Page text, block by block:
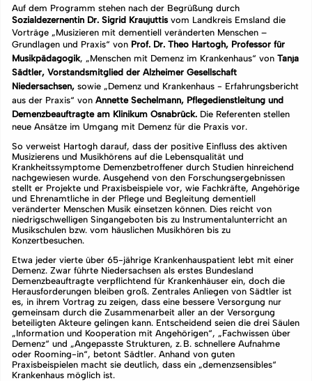
Auf dem Programm stehen nach der Begrüßung durch
Sozialdezernentin Dr. Sigrid Kraujuttis vom Landkreis Emsland die
Vorträge „Musizieren mit dementiell veränderten Menschen –
Grundlagen und Praxis“ von Prof. Dr. Theo Hartogh, Professor für
Musikpädagogik, „Menschen mit Demenz im Krankenhaus“ von Tanja
Sädtler, Vorstandsmitglied der Alzheimer Gesellschaft
Niedersachsen, sowie „Demenz und Krankenhaus - Erfahrungsbericht
aus der Praxis“ von Annette Sechelmann, Pflegedienstleitung und
Demenzbeauftragte am Klinikum Osnabrück. Die Referenten stellen
neue Ansätze im Umgang mit Demenz für die Praxis vor.
So verweist Hartogh darauf, dass der positive Einfluss des aktiven
Musizierens und Musikhörens auf die Lebensqualität und
Krankheitssymptome Demenzbetroffener durch Studien hinreichend
nachgewiesen wurde. Ausgehend von den Forschungsergebnissen
stellt er Projekte und Praxisbeispiele vor, wie Fachkräfte, Angehörige
und Ehrenamtliche in der Pflege und Begleitung dementiell
veränderter Menschen Musik einsetzen können. Dies reicht von
niedrigschwelligen Singangeboten bis zu Instrumentalunterricht an
Musikschulen bzw. vom häuslichen Musikhören bis zu
Konzertbesuchen.
Etwa jeder vierte über 65-jährige Krankenhauspatient lebt mit einer
Demenz. Zwar führte Niedersachsen als erstes Bundesland
Demenzbeauftragte verpflichtend für Krankenhäuser ein, doch die
Herausforderungen bleiben groß. Zentrales Anliegen von Sädtler ist
es, in ihrem Vortrag zu zeigen, dass eine bessere Versorgung nur
gemeinsam durch die Zusammenarbeit aller an der Versorgung
beteiligten Akteure gelingen kann. Entscheidend seien die drei Säulen
„Information und Kooperation mit Angehörigen“, „Fachwissen über
Demenz“ und „Angepasste Strukturen, z. B. schnellere Aufnahme
oder Rooming-in“, betont Sädtler. Anhand von guten
Praxisbeispielen macht sie deutlich, dass ein „demenzsensibles“
Krankenhaus möglich ist.